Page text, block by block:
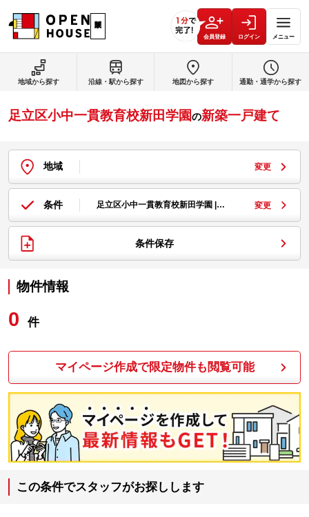
会員登録 ログイン メニュー
足立区小中一貫教育校新田学園の新築一戸建て
地域 変更
条件 足立区小中一貫教育校新田学園 |… 変更
条件保存
物件情報
0 件
マイページ作成で限定物件も閲覧可能
この条件でスタッフがお探しします
地域から探す 沿線・駅から探す 地図から探す 通勤・通学から探す